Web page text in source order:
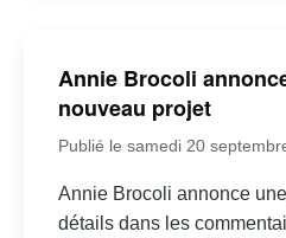
Annie Brocoli
nouveau projet
Publié le samedi 20
Annie Brocoli annonce
détails dans les